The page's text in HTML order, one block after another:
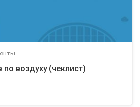
по воздуху (чеклист)